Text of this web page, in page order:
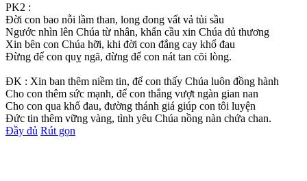
PK2 :
Đời con bao nỗi lầm than, long đong vất vả tủi sầu
Ngước nhìn lên Chúa từ nhân, khẩn cầu xin Chúa dủ thương
Xin bên con Chúa hỡi, khi đời con đắng cay khổ đau
Đừng để con quỵ ngã, đừng để con nát tan cõi lòng.
ĐK : Xin ban thêm niềm tin, để con thấy Chúa luôn đồng hành
Cho con thêm sức mạnh, để con thắng vượt ngàn gian nan
Cho con qua khổ đau, đường thánh giá giúp con tôi luyện
Đức tin thêm vững vàng, tình yêu Chúa nồng nàn chứa chan.
Đầy đủ Rút gọn